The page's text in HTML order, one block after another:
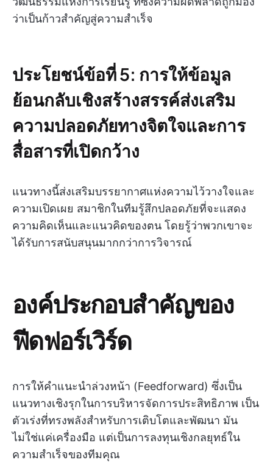
ว่าเป็นก้าวสำคัญสู่ความสำเร็จ
ประโยชน์ข้อที่ 5: การให้ข้อมูล
ย้อนกลับเชิงสร้างสรรค์ส่งเสริม
ความปลอดภัยทางจิตใจและการ
สื่อสารที่เปิดกว้าง
แนวทางนี้ส่งเสริมบรรยากาศแห่งความไว้วางใจและ
ความเปิดเผย สมาชิกในทีมรู้สึกปลอดภัยที่จะแสดง
ความคิดเห็นและแนวคิดของตน โดยรู้ว่าพวกเขาจะ
ได้รับการสนับสนุนมากกว่าการวิจารณ์
องค์ประกอบสำคัญของ
ฟีดฟอร์เวิร์ด
การให้คำแนะนำล่วงหน้า (Feedforward) ซึ่งเป็น
แนวทางเชิงรุกในการบริหารจัดการประสิทธิภาพ เป็น
ตัวเร่งที่ทรงพลังสำหรับการเติบโตและพัฒนา มัน
ไม่ใช่แค่เครื่องมือ แต่เป็นการลงทุนเชิงกลยุทธ์ใน
ความสำเร็จของทีมคุณ